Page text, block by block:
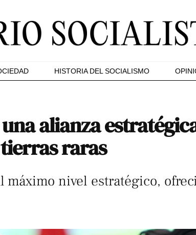
HISTORIA DEL SOCIALISMO
alianza
raras
máximo nivel estratégico,